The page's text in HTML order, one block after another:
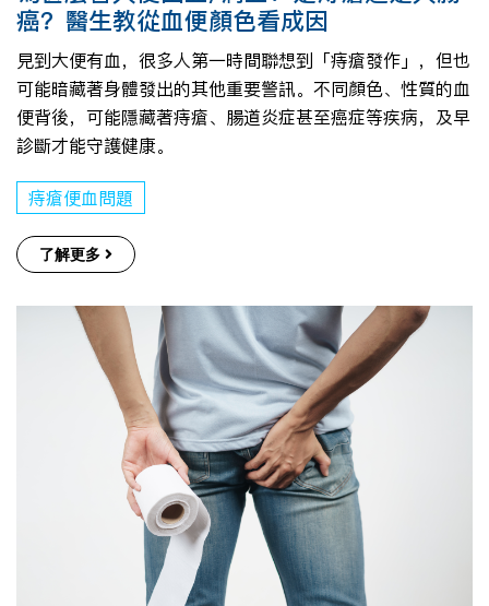
癌？醫生教從血便顏色看成因
見到大便有血，很多人第一時間聯想到「痔瘡發作」，但也
可能暗藏著身體發出的其他重要警訊。不同顏色、性質的血
便背後，可能隱藏著痔瘡、腸道炎症甚至癌症等疾病，及早
診斷才能守護健康。
痔瘡便血問題
了解更多